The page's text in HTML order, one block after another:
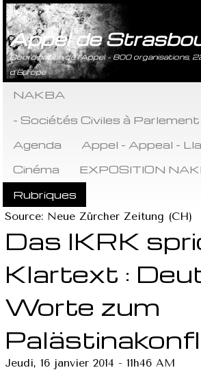
Appel de
Coordination de l’Appel - 800 organisations,
d’Europe
NAKBA
- Sociétés Civiles à
Agenda
Appel - Appeal -
Cinéma
EXPOSITION
Rubriques
Source: Neue Zürcher Zeitung (CH)
Das IKRK
Klartext :
Worte zum
Jeudi, 16 janvier 2014 - 11h46 AM